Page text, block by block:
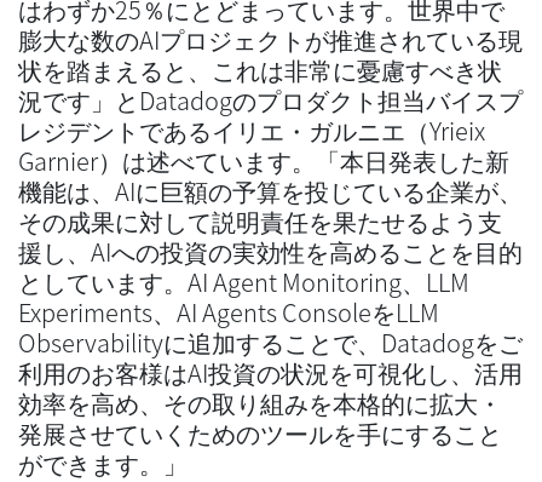
はわずか25％にとどまっています。世界中で
膨大な数のAIプロジェクトが推進されている現
状を踏まえると、これは非常に憂慮すべき状
況です」とDatadogのプロダクト担当バイスプ
レジデントであるイリエ・ガルニエ（Yrieix
Garnier）は述べています。「本日発表した新
機能は、AIに巨額の予算を投じている企業が、
その成果に対して説明責任を果たせるよう支
援し、AIへの投資の実効性を高めることを目的
としています。AI Agent Monitoring、LLM
Experiments、AI Agents ConsoleをLLM
Observabilityに追加することで、Datadogをご
利用のお客様はAI投資の状況を可視化し、活用
効率を高め、その取り組みを本格的に拡大・
発展させていくためのツールを手にすること
ができます。」